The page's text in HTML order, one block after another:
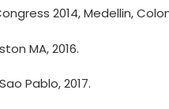
2014, Medellin,
MA, 2016.
Pablo, 2017.